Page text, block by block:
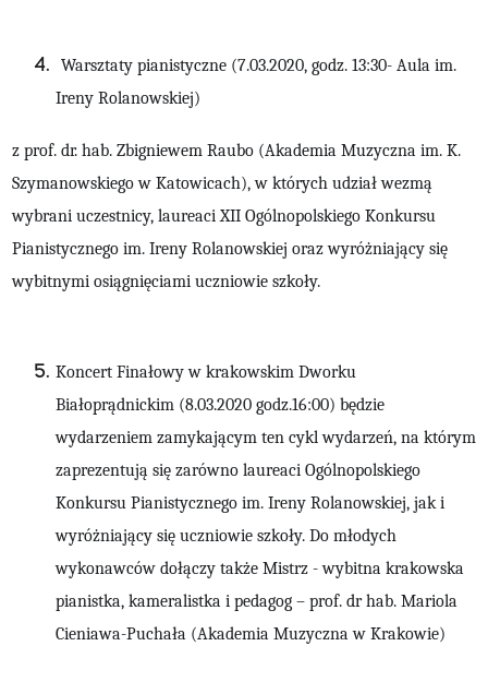
Warsztaty pianistyczne (7.03.2020, godz. 13:30- Aula im.
Ireny Rolanowskiej)
z prof. dr. hab. Zbigniewem Raubo (Akademia Muzyczna im. K.
Szymanowskiego w Katowicach), w których udział wezmą
wybrani uczestnicy, laureaci XII Ogólnopolskiego Konkursu
Pianistycznego im. Ireny Rolanowskiej oraz wyróżniający się
wybitnymi osiągnięciami uczniowie szkoły.
Koncert Finałowy w krakowskim Dworku
Białoprądnickim (8.03.2020godz.16:00) będzie
wydarzeniem zamykającym ten cykl wydarzeń, na którym
zaprezentują się zarówno laureaci Ogólnopolskiego
Konkursu Pianistycznego im. Ireny Rolanowskiej, jak i
wyróżniający się uczniowie szkoły. Do młodych
wykonawców dołączy także Mistrz - wybitna krakowska
pianistka, kameralistka i pedagog – prof. dr hab. Mariola
Cieniawa-Puchała (Akademia Muzyczna w Krakowie)